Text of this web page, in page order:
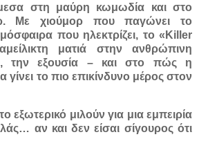
στη μαύρη κωμωδία και στο
Με χιούμορ που παγώνει το
που ηλεκτρίζει, το «Killer
ματιά στην ανθρώπινη
την εξουσία – και στο πώς η
γίνει το πιο επικίνδυνο μέρος στον
εξωτερικό μιλούν για μια εμπειρία
αν και δεν είσαι σίγουρος ότι